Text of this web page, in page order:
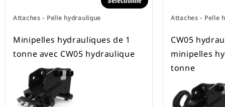
Attaches - Pelle hydraulique
Minipelles hydrauliques de 1
tonne avec CW05 hydraulique
Attaches - Pelle
CW05
minipelles
tonne